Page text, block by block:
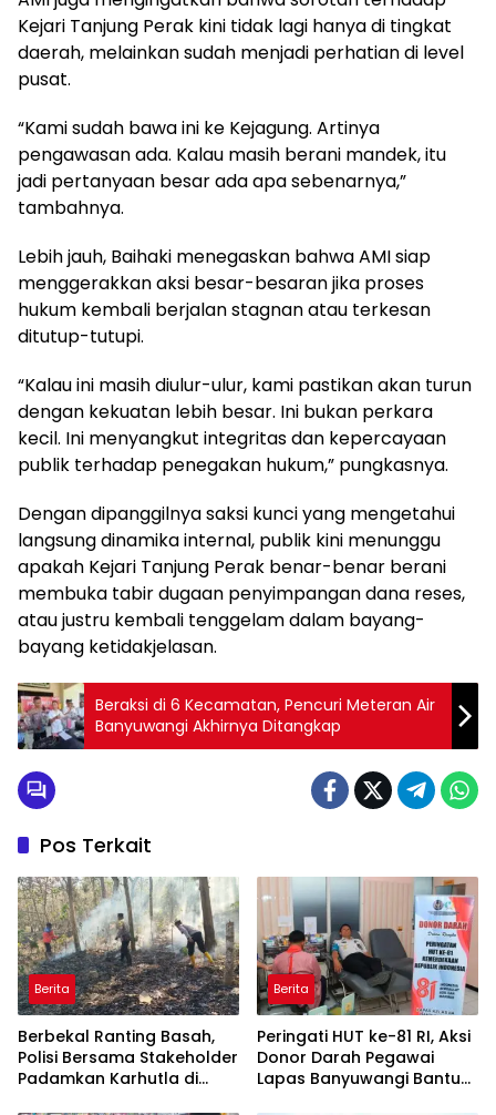
Kejari Tanjung Perak kini tidak lagi hanya di tingkat
daerah, melainkan sudah menjadi perhatian di level
pusat.
“Kami sudah bawa ini ke Kejagung. Artinya
pengawasan ada. Kalau masih berani mandek, itu
jadi pertanyaan besar ada apa sebenarnya,”
tambahnya.
Lebih jauh, Baihaki menegaskan bahwa AMI siap
menggerakkan aksi besar-besaran jika proses
hukum kembali berjalan stagnan atau terkesan
ditutup-tutupi.
“Kalau ini masih diulur-ulur, kami pastikan akan turun
dengan kekuatan lebih besar. Ini bukan perkara
kecil. Ini menyangkut integritas dan kepercayaan
publik terhadap penegakan hukum,” pungkasnya.
Dengan dipanggilnya saksi kunci yang mengetahui
langsung dinamika internal, publik kini menunggu
apakah Kejari Tanjung Perak benar-benar berani
membuka tabir dugaan penyimpangan dana reses,
atau justru kembali tenggelam dalam bayang-
bayang ketidakjelasan.
Beraksi di 6 Kecamatan, Pencuri Meteran Air
Banyuwangi Akhirnya Ditangkap
Pos Terkait
Berita
Berbekal Ranting Basah,
Polisi Bersama Stakeholder
Padamkan Karhutla di
Berita
Peringati HUT ke-81 RI, Aksi
Donor Darah Pegawai
Lapas Banyuwangi Bantu